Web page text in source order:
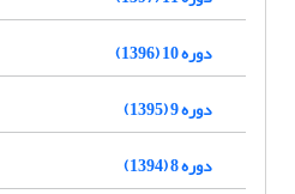
دوره 10 (1396)
دوره 9 (1395)
دوره 8 (1394)